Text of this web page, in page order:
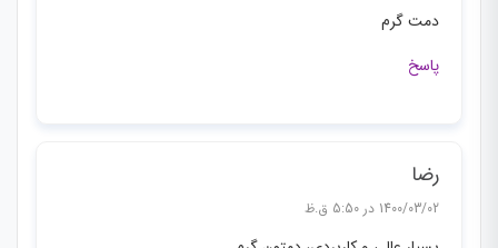
دمت گرم
پاسخ
رضا
1400/03/02 در 5:50 ق.ظ